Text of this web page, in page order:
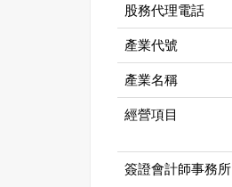
股務代理電話
產業代號
產業名稱
經營項目
簽證會計師事務所